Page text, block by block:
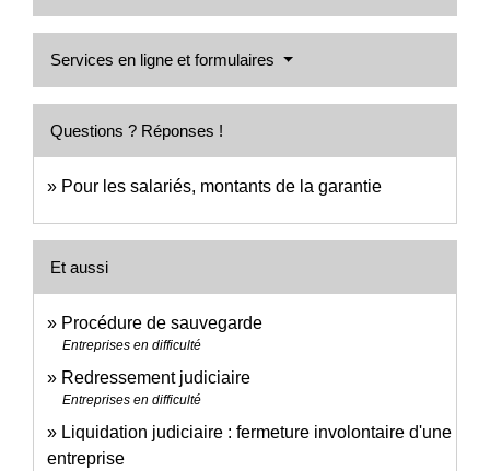
Services en ligne et formulaires
Questions ? Réponses !
Pour les salariés, montants de la garantie
Et aussi
Procédure de sauvegarde
Entreprises en difficulté
Redressement judiciaire
Entreprises en difficulté
Liquidation judiciaire : fermeture involontaire d'une
entreprise